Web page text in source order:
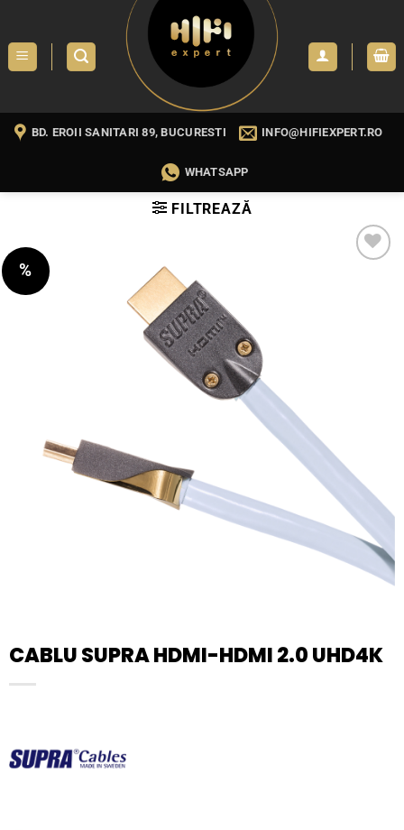
content
BD. EROII SANITARI 89, BUCURESTI INFO@HIFIEXPERT.RO
WHATSAPP
FILTREAZĂ
%
CABLU SUPRA HDMI-HDMI 2.0 UHD4K